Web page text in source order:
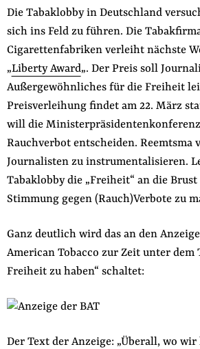
Presse
Newsletter
Appelle unterzeichnen
Kontakt
Impressum
Suche
auf
der
Folge Uns
Die Tabaklobby in Deutschland
sich ins Feld zu führen. Die
Cigarettenfabriken verleiht nächste
„Liberty Award„. Der Preis soll
Außergewöhnliches für die Freiheit
Preisverleihung findet am 22. März
will die
Rauchverbot entscheiden. Reemtsma
Journalisten zu instrumentalisieren.
Tabaklobby die „Freiheit“ an die
Stimmung gegen (Rauch)Verbote zu
Ganz deutlich wird das an den
American Tobacco zur Zeit unter dem
Freiheit zu haben“ schaltet:
Der Text der Anzeige: „Überall, wo